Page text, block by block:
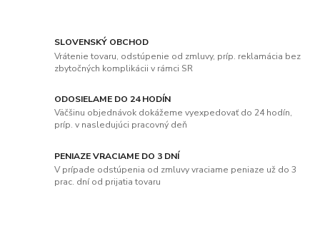
SLOVENSKÝ OBCHOD
Vrátenie tovaru, odstúpenie od zmluvy, príp. reklamácia bez
zbytočných komplikácii v rámci SR
ODOSIELAME DO 24 HODÍN
Väčšinu objednávok dokážeme vyexpedovať do 24 hodín,
príp. v nasledujúci pracovný deň
PENIAZE VRACIAME DO 3 DNÍ
V prípade odstúpenia od zmluvy vraciame peniaze už do 3
prac. dní od prijatia tovaru